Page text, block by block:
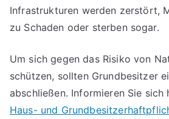
Infrastrukturen werden zerstört,
zu Schaden oder sterben sogar.
Um sich gegen das Risiko von
schützen, sollten Grundbesitzer
abschließen. Informieren Sie sich
Haus- und